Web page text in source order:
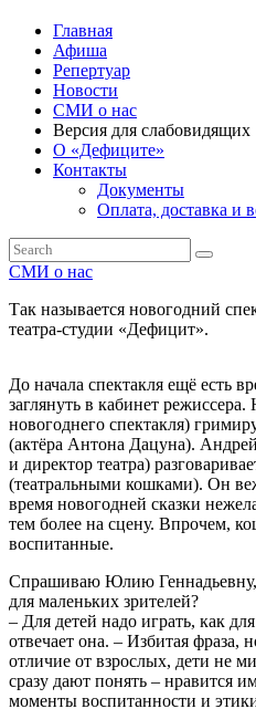
Главная
Афиша
Репертуар
Новости
СМИ о нас
Версия для слабовидящих
О «Дефиците»
Контакты
Документы
Оплата, доставка и
СМИ о нас
Так называется новогодний
театра-студии «Дефицит».
До начала спектакля ещё есть
заглянуть в кабинет
новогоднего спектакля)
(актёра Антона Дацуна).
и директор театра)
(театральными кошками). Он
время новогодней сказки
тем более на сцену. Впрочем,
воспитанные.
Спрашиваю Юлию Геннадьевну,
для маленьких зрителей?
– Для детей надо играть, как
отвечает она. – Избитая фраза,
отличие от взрослых, дети не
сразу дают понять – нравится
моменты воспитанности и